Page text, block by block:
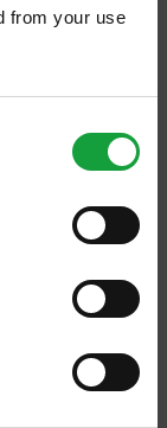
from your use
nel campo